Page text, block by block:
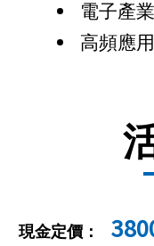
電子產
高頻應
現金定價：